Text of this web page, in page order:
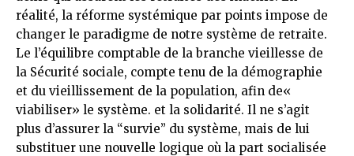
réalité, la réforme systémique par points impose de
changer le paradigme de notre système de retraite.
Le l’équilibre comptable de la branche vieillesse de
la Sécurité sociale, compte tenu de la démographie
et du vieillissement de la population, afin de«
viabiliser» le système. et la solidarité. Il ne s’agit
plus d’assurer la “survie” du système, mais de lui
substituer une nouvelle logique où la part socialisée